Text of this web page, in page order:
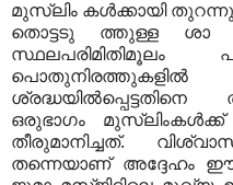
മുസ്‌ലിം കള്‍ക്കായി
തൊട്ടടു ത്തുള്ള ശാ
സ്ഥലപരിമിതിമൂലം
പൊതുനിരത്തുകളില്‍
ഒരുഭാഗം മുസ്‌ലിംകള്‍ക്ക്
തീരുമാനിച്ചത്.
തന്നെയാണ് അദ്ദേഹം ഈ